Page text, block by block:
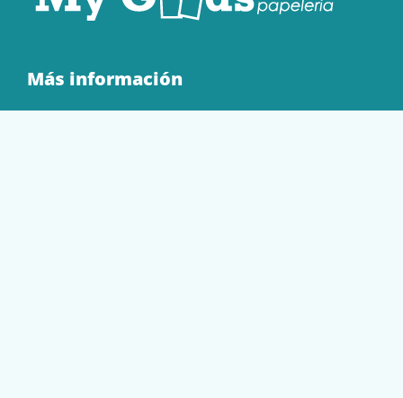
Más información